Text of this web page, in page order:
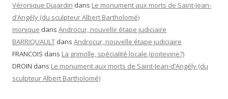
Véronique Dujardin dans Le monument aux morts de Saint-Jean-
d’Angély (du sculpteur Albert Bartholomé)
monique dans Androcur, nouvelle étape judiciaire
BARRIQUAULT dans Androcur, nouvelle étape judiciaire
FRANCOIS dans La grimolle, spécialité locale (poitevine?)
DROIN dans Le monument aux morts de Saint-Jean-d’Angély (du
sculpteur Albert Bartholomé)